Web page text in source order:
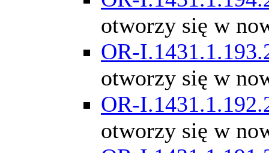
otworzy się w
OR-
otworzy się w
OR-
otworzy się w